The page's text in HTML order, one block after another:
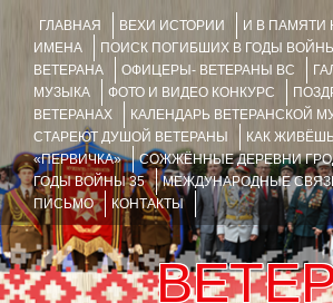
ГЛАВНАЯ ВЕХИ ИСТОРИИ
И В ПАМЯТИ
ИМЕНА
ПОИСК ПОГИБШИХ В ГОДЫ ВОЙНЫ
ВЕТЕРАНА
ОФИЦЕРЫ- ВЕТЕРАНЫ ВС
МУЗЫКА
ФОТО И ВИДЕО КОНКУРС
ВЕТЕРАНАХ
КАЛЕНДАРЬ ВЕТЕРАНСКОЙ
СТАРЕЮТ ДУШОЙ ВЕТЕРАНЫ
КАК
«ПЕРВИЧКА»
СОЖЖЁННЫЕ ДЕРЕВНИ
ГОДЫ ВОЙНЫ 35
МЕЖДУНАРОДНЫЕ
ПИСЬМО
КОНТАКТЫ